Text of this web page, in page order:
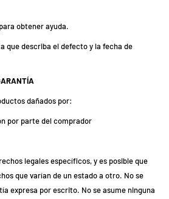
obtener ayuda.
que describa el defecto y la fecha de
dañados por:
por parte del comprador
legales específicos, y es posible que
que varían de un estado a otro. No se
expresa por escrito. No se asume ninguna